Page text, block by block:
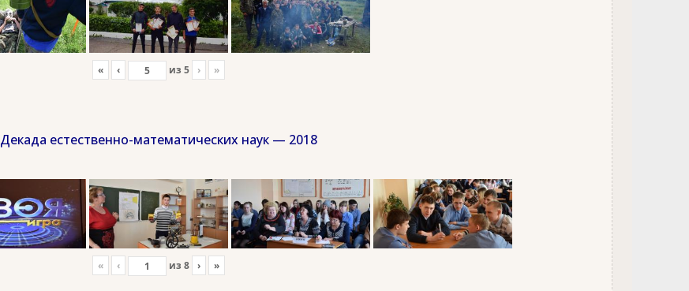
« ‹ из 5 › »
Декада естественно-математических наук — 2018
« ‹ из 8 › »